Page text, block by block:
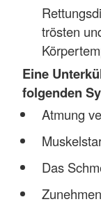
trösten
Eine
folgenden
Atmung
Das